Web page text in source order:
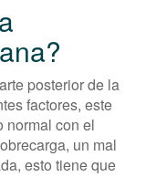
posterior de la
factores, este
normal con el
un mal
esto tiene que